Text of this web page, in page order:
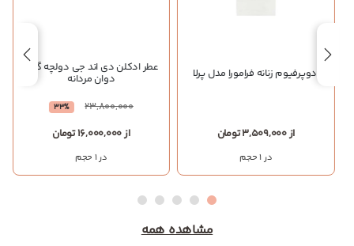
ادوپرفیوم زنانه فرامورا مدل پرلا
از 3,509,000 تومان
در 1 حجم
عطر ادکلن دی اند جی دولچه گابانا
دوان مردانه
23,800,000
33%
از 16,000,000 تومان
در 1 حجم
مشاهده همه